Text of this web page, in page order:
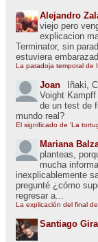
Alejandro
viejo pero
explicacion
Terminator, sin
estuviera
La paradoja temporal de
Joan
Iñaki,
Voight
de un test de
mundo real?
El significado de 'La
Mariana
planteas,
mucha
inexplicablemente
pregunté ¿cómo
regresar a...
La explicación del final
Santiago